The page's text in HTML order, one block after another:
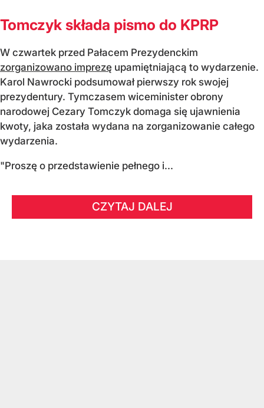
Tomczyk składa pismo do KPRP
W czwartek przed Pałacem Prezydenckim
zorganizowano imprezę upamiętniającą to wydarzenie.
Karol Nawrocki podsumował pierwszy rok swojej
prezydentury. Tymczasem wiceminister obrony
narodowej Cezary Tomczyk domaga się ujawnienia
kwoty, jaka została wydana na zorganizowanie całego
wydarzenia.
"Proszę o przedstawienie pełnego i...
CZYTAJ DALEJ